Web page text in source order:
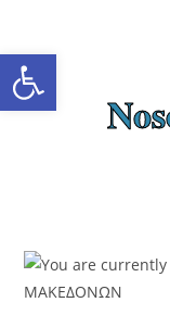
Ανοίξτε